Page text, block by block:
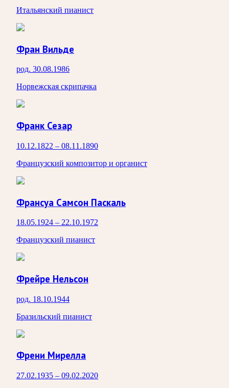
Итальянский пианист
Фран Вильде
род. 30.08.1986
Норвежская скрипачка
Франк Сезар
10.12.1822 – 08.11.1890
Французский композитор и органист
Франсуа Самсон Паскаль
18.05.1924 – 22.10.1972
Французский пианист
Фрейре Нельсон
род. 18.10.1944
Бразильский пианист
Френи Мирелла
27.02.1935 – 09.02.2020